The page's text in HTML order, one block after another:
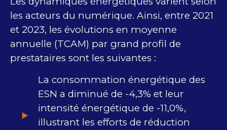
les acteurs du numérique. Ainsi, entre 2021
et 2023, les évolutions en moyenne
annuelle (TCAM) par grand profil de
prestataires sont les suivantes :
La consommation énergétique des
ESN a diminué de -4,3% et leur
intensité énergétique de -11,0%,
illustrant les efforts de réduction